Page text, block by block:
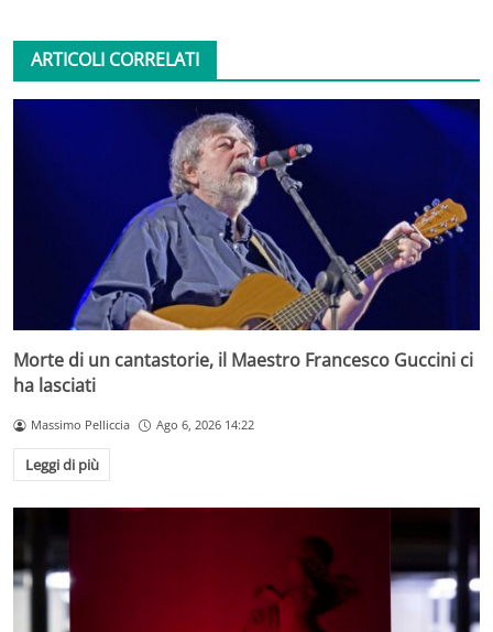
ARTICOLI CORRELATI
Morte di un cantastorie, il Maestro Francesco Guccini ci
ha lasciati
Massimo Pelliccia Ago 6, 2026 14:22
Leggi di più